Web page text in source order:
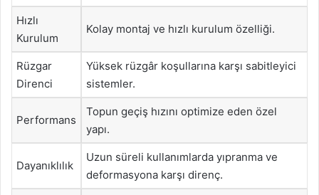
Hızlı
Kurulum
Kolay montaj ve hızlı kurulum özelliği.
Rüzgar
Direnci
Yüksek rüzgâr koşullarına karşı sabitleyici
sistemler.
Performans
Topun geçiş hızını optimize eden özel
yapı.
Dayanıklılık
Uzun süreli kullanımlarda yıpranma ve
deformasyona karşı direnç.